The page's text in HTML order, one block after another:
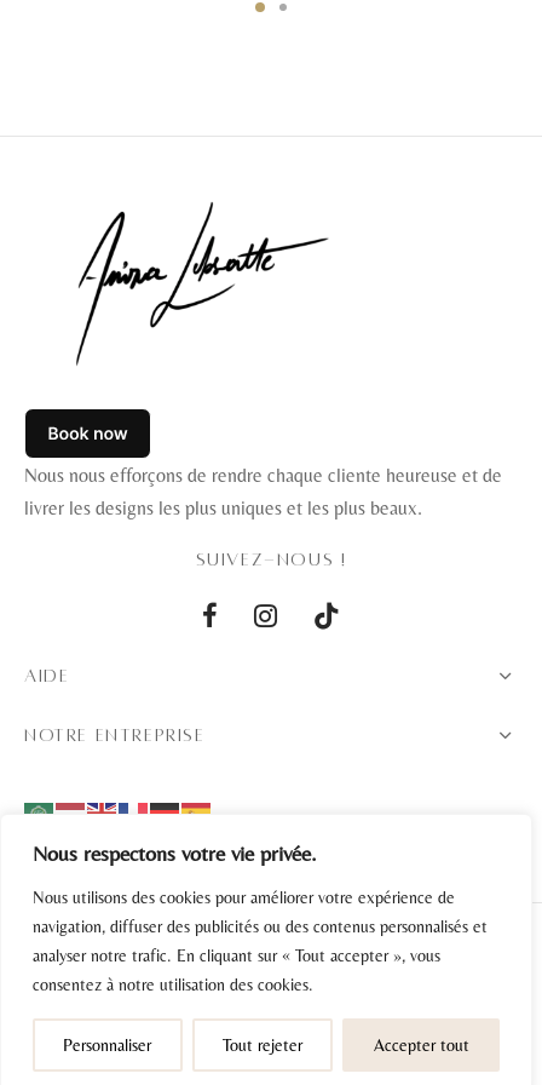
Nous respectons votre vie privée.
Nous utilisons des cookies pour améliorer votre expérience de
navigation, diffuser des publicités ou des contenus personnalisés et
analyser notre trafic. En cliquant sur « Tout accepter », vous
consentez à notre utilisation des cookies.
Personnaliser Tout rejeter Accepter tout
Nous nous efforçons de rendre chaque cliente heureuse et de
livrer les designs les plus uniques et les plus beaux.
SUIVEZ-NOUS !
AIDE
NOTRE ENTREPRISE
Politique de confidentialité
©2024 - Design by